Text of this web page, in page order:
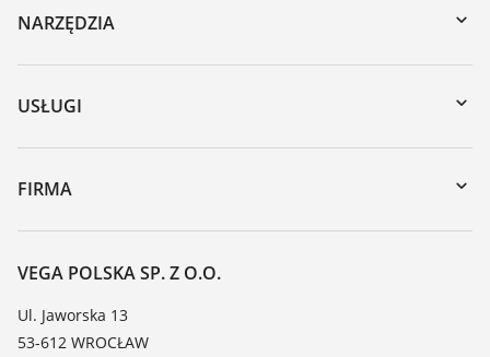
NARZĘDZIA
Do pobrania
Wyszukiwanie po numerze seryjnym
DTM Collection/PACTware
USŁUGI
Naprawa
Szkolenia
TeamViewer
FIRMA
O firmie VEGA
Kontakt
Aktualności
Media
VEGA POLSKA SP. Z O.O.
Ul. Jaworska 13
53-612 WROCŁAW